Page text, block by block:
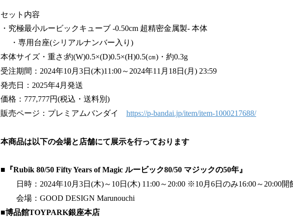
セット内容
・究極最小ルービックキューブ -0.50cm 超精密金属製- 本体
・専用台座(シリアルナンバー入り)
本体サイズ・重さ:約(W)0.5×(D)0.5×(H)0.5(㎝)・約0.3g
受注期間：2024年10月3日(木)11:00～2024年11月18日(月) 23:59
発売日：2025年4月発送
価格：777,777円(税込・送料別)
販売ページ：プレミアムバンダイ https://p-bandai.jp/item/item-1000217688/
本商品は以下の会場と店舗にて展示を行っております
■『Rubik 80/50 Fifty Years of Magic ルービック80/50 マジックの50年』
日時：2024年10月3日(木)～10日(木) 11:00～20:00 ※10月6日のみ16:00～20:00開
会場：GOOD DESIGN Marunouchi
■博品館TOYPARK銀座本店